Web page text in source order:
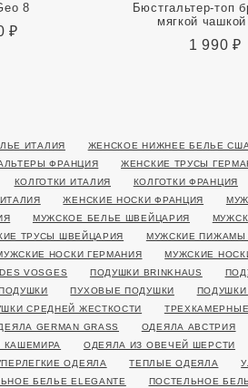
8
₽
Бюстгальтер-топ
мягкой
1 990 ₽
ИТАЛИЯ ЖЕНСКОЕ НИЖНЕЕ БЕЛЬЕ США
ФРАНЦИЯ ЖЕНСКИЕ ТРУСЫ
КОЛГОТКИ ИТАЛИЯ КОЛГОТКИ ФРАНЦИЯ
ЖЕНСКИЕ НОСКИ ФРАНЦИЯ
МУЖСКОЕ БЕЛЬЕ ШВЕЙЦАРИЯ
ТРУСЫ ШВЕЙЦАРИЯ МУЖСКИЕ ПИЖАМЫ
НОСКИ ГЕРМАНИЯ МУЖСКИЕ
VOSGES ПОДУШКИ BRINKHAUS
ПУХОВЫЕ ПОДУШКИ
СРЕДНЕЙ ЖЕСТКОСТИ
GERMAN GRASS ОДЕЯЛА АВСТРИЯ
КАШЕМИРА ОДЕЯЛА ИЗ ОВЕЧЕЙ ШЕРСТИ
ОДЕЯЛА ТЕПЛЫЕ ОДЕЯЛА
БЕЛЬЕ ELEGANTE ПОСТЕЛЬНОЕ